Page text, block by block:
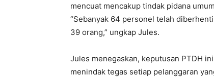
mencuat mencakup tindak pidana
“Sebanyak 64 personel telah
39 orang,” ungkap Jules.
Jules menegaskan, keputusan PTDH
menindak tegas setiap pelanggaran